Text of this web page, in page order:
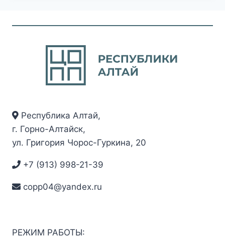
Республика Алтай,
г. Горно-Алтайск,
ул. Григория Чорос-Гуркина, 20
+7 (913) 998-21-39
copp04@yandex.ru
РЕЖИМ РАБОТЫ: